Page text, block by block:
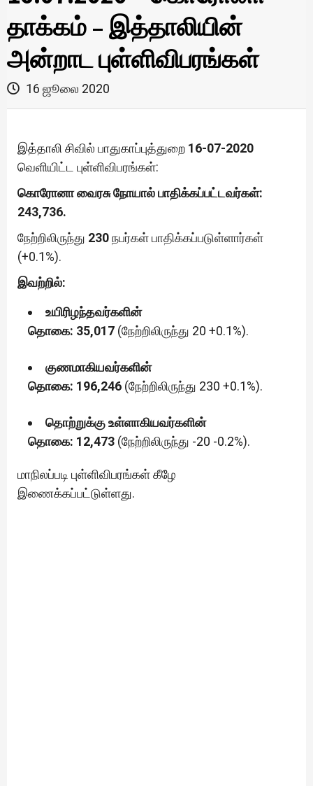
தாக்கம் – இத்தாலியின்
அன்றாட புள்ளிவிபரங்கள்
16 ஜூலை 2020
இத்தாலி சிவில் பாதுகாப்புத்துறை 16-07-2020
வெளியிட்ட புள்ளிவிபரங்கள்:
கொரோனா வைரசு நோயால் பாதிக்கப்பட்டவர்கள்:
243,736.
நேற்றிலிருந்து 230நபர்கள் பாதிக்கப்படுள்ளார்கள்
(+0.1%).
இவற்றில்:
உயிரிழந்தவர்களின்
தொகை: 35,017 (நேற்றிலிருந்து 20 +0.1%).
குணமாகியவர்களின்
தொகை: 196,246 (நேற்றிலிருந்து 230 +0.1%).
தொற்றுக்கு உள்ளாகியவர்களின்
தொகை: 12,473 (நேற்றிலிருந்து -20 -0.2%).
மாநிலப்படி புள்ளிவிபரங்கள் கீழே
இணைக்கப்பட்டுள்ளது.